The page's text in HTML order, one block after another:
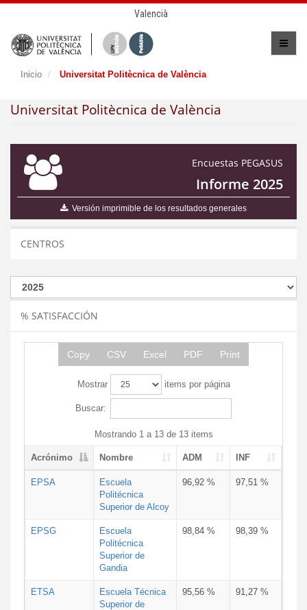
Valencià
Inicio Universitat Politècnica de València
Universitat Politècnica de València
Encuestas PEGASUS
Informe 2025
Versión imprimible de los resultados generales
CENTROS
% SATISFACCIÓN
Copy CSV Excel PDF Print
Mostrar items por página
Buscar:
Mostrando 1 a 13 de 13 items
Acrónimo Nombre ADM INF
EPSA
Escuela
Politécnica
Superior de Alcoy
96,92 % 97,51 %
EPSG
Escuela
Politécnica
Superior de
Gandia
98,84 % 98,39 %
ETSA
Escuela Técnica
Superior de
95,56 % 91,27 %